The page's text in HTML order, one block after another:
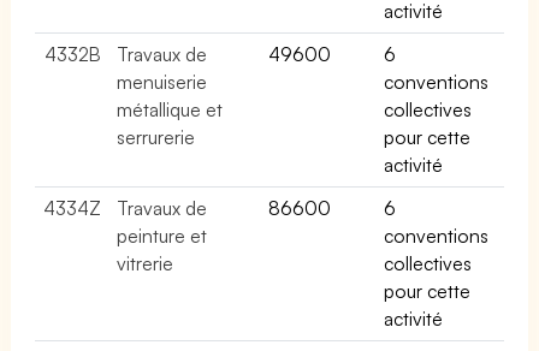
activité
4332B
Travaux de
menuiserie
métallique et
serrurerie
49600
6
conventions
collectives
pour cette
activité
4334Z
Travaux de
peinture et
vitrerie
86600
6
conventions
collectives
pour cette
activité